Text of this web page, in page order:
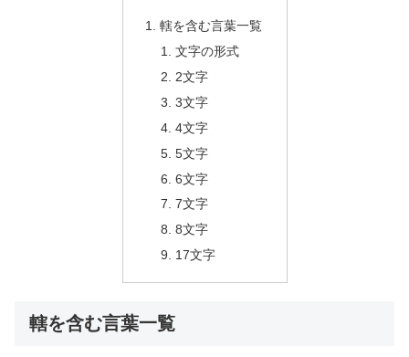
轄を含む言葉一覧
文字の形式
2文字
3文字
4文字
5文字
6文字
7文字
8文字
17文字
轄を含む言葉一覧